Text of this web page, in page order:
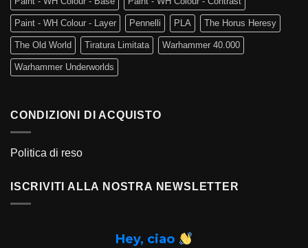
Paint - WH Colour - Layer Pennelli PLA The Horus Heresy
The Old World Tiratura Limitata Warhammer 40.000
Warhammer Underworlds
CONDIZIONI DI ACQUISTO
Politica di reso
ISCRIVITI ALLA NOSTRA NEWSLETTER
Hey, ciao